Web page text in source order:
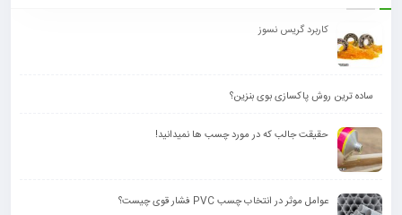
کاربرد گریس نسوز
ساده ترین روش پاکسازی بوی بنزین؟
حقیقت جالب که در مورد چسب ها نمیدانید!
عوامل موثر در انتخاب چسب PVC فشار قوی چیست؟